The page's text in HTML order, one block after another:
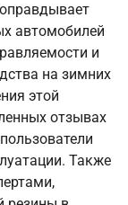
автомобилей
и
на зимних
этой
отзывах
Также